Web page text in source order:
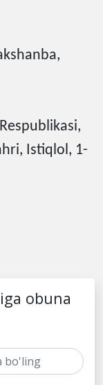
Istiqlol, 1-
obuna